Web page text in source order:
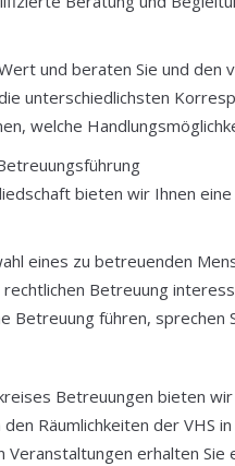
und beraten Sie und den
unterschiedlichsten
welche
bieten wir Ihnen
eines zu betreuenden
Betreuung
führen, sprechen
Betreuungen bieten
Räumlichkeiten der VHS
Veranstaltungen erhalten